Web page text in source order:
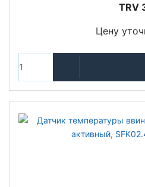
TRV
Цену